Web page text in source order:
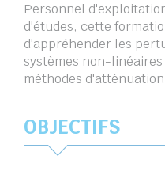
Personnel
d'études, cette
d'appréhender les
systèmes non-
méthodes
OBJECTIFS